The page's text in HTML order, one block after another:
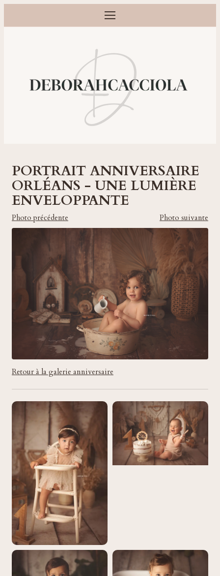
Ouvrir le menu
Photographe grossesse, naissance, bébé et famille à Orléans
PORTRAIT ANNIVERSAIRE
ORLÉANS - UNE LUMIÈRE
ENVELOPPANTE
Photo précédente Photo suivante
Retour à la galerie anniversaire